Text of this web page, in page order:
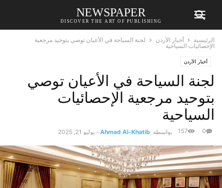
NEWSPAPER
DISCOVER THE ART OF PUBLISHING
الرئيسية أخبار الأردن
لجنة السياحة في الأعيان توصي بتوحيد مرجعية
الإحصائيات السياحية
أخبار الأردن
لجنة السياحة في الأعيان توصي
بتوحيد مرجعية الإحصائيات
السياحية
بواسطة Ahmad Al-Khatib
- يوليو 21, 2025 0
157